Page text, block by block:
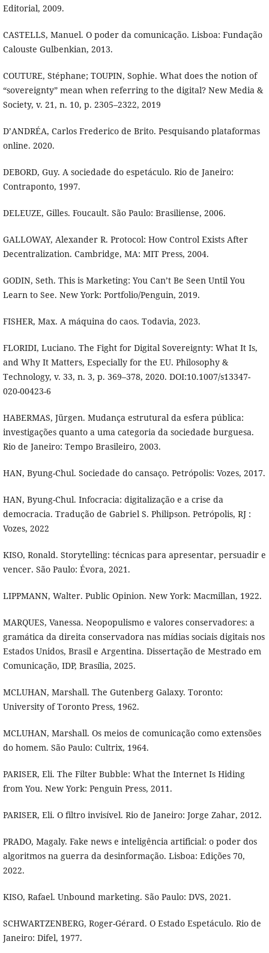
Editorial, 2009.
CASTELLS, Manuel. O poder da comunicação. Lisboa: Fundação
Calouste Gulbenkian, 2013.
COUTURE, Stéphane; TOUPIN, Sophie. What does the notion of
“sovereignty” mean when referring to the digital? New Media &
Society, v. 21, n. 10, p. 2305–2322, 2019
D’ANDRÉA, Carlos Frederico de Brito. Pesquisando plataformas
online. 2020.
DEBORD, Guy. A sociedade do espetáculo. Rio de Janeiro:
Contraponto, 1997.
DELEUZE, Gilles. Foucault. São Paulo: Brasiliense, 2006.
GALLOWAY, Alexander R. Protocol: How Control Exists After
Decentralization. Cambridge, MA: MIT Press, 2004.
GODIN, Seth. This is Marketing: You Can’t Be Seen Until You
Learn to See. New York: Portfolio/Penguin, 2019.
FISHER, Max. A máquina do caos. Todavia, 2023.
FLORIDI, Luciano. The Fight for Digital Sovereignty: What It Is,
and Why It Matters, Especially for the EU. Philosophy &
Technology, v. 33, n. 3, p. 369–378, 2020. DOI:10.1007/s13347-
020-00423-6
HABERMAS, Jürgen. Mudança estrutural da esfera pública:
investigações quanto a uma categoria da sociedade burguesa.
Rio de Janeiro: Tempo Brasileiro, 2003.
HAN, Byung-Chul. Sociedade do cansaço. Petrópolis: Vozes, 2017.
HAN, Byung-Chul. Infocracia: digitalização e a crise da
democracia. Tradução de Gabriel S. Philipson. Petrópolis, RJ :
Vozes, 2022
KISO, Ronald. Storytelling: técnicas para apresentar, persuadir e
vencer. São Paulo: Évora, 2021.
LIPPMANN, Walter. Public Opinion. New York: Macmillan, 1922.
MARQUES, Vanessa. Neopopulismo e valores conservadores: a
gramática da direita conservadora nas mídias sociais digitais nos
Estados Unidos, Brasil e Argentina. Dissertação de Mestrado em
Comunicação, IDP, Brasília, 2025.
MCLUHAN, Marshall. The Gutenberg Galaxy. Toronto:
University of Toronto Press, 1962.
MCLUHAN, Marshall. Os meios de comunicação como extensões
do homem. São Paulo: Cultrix, 1964.
PARISER, Eli. The Filter Bubble: What the Internet Is Hiding
from You. New York: Penguin Press, 2011.
PARISER, Eli. O filtro invisível. Rio de Janeiro: Jorge Zahar, 2012.
PRADO, Magaly. Fake news e inteligência artificial: o poder dos
algoritmos na guerra da desinformação. Lisboa: Edições 70,
2022.
KISO, Rafael. Unbound marketing. São Paulo: DVS, 2021.
SCHWARTZENBERG, Roger-Gérard. O Estado Espetáculo. Rio de
Janeiro: Difel, 1977.